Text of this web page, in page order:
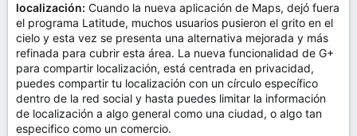
localización: Cuando la nueva aplicación de Maps, dejó fuera
el programa Latitude, muchos usuarios pusieron el grito en el
cielo y esta vez se presenta una alternativa mejorada y más
refinada para cubrir esta área. La nueva funcionalidad de G+
para compartir localización, está centrada en privacidad,
puedes compartir tu localización con un círculo específico
dentro de la red social y hasta puedes limitar la información
de localización a algo general como una ciudad, o algo tan
especifico como un comercio.